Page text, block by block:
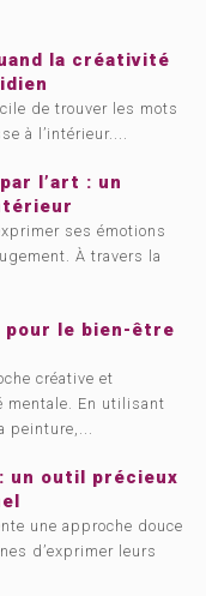
la créativité
de trouver les mots
à l’intérieur....
l’art : un
ses émotions
À travers la
le bien-être
créative et
mentale. En utilisant
peinture,...
un outil précieux
une approche douce
d’exprimer leurs